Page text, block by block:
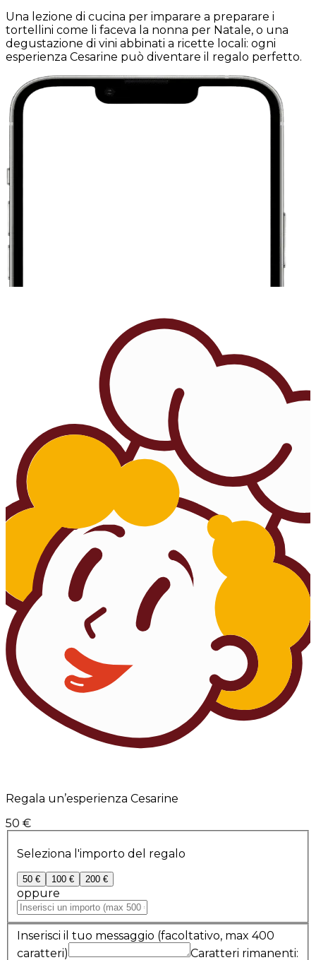
Una lezione di cucina per imparare a preparare i
tortellini come li faceva la nonna per Natale, o una
degustazione di vini abbinati a ricette locali: ogni
esperienza Cesarine può diventare il regalo perfetto.
Regala un’esperienza Cesarine
50 €
Seleziona l'importo del regalo
50 € 100 € 200 €
oppure
Inserisci il tuo messaggio (facoltativo, max 400
caratteri)
Caratteri rimanenti: